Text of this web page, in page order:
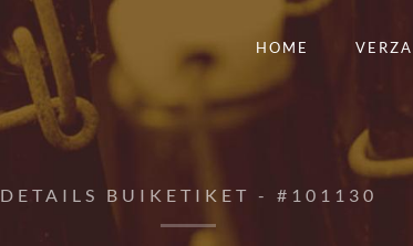
HOME
DETAILS BUIKETIKET - #101130